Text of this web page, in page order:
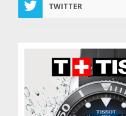
TWITTER